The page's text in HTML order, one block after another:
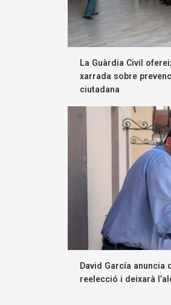
La Guàrdia Civil
xarrada sobre
ciutadana
David García anuncia
reelecció i deixarà